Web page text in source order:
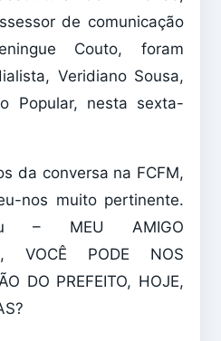
de comunicação
Couto, foram
Veridiano Sousa,
Popular, nesta sexta-
da conversa na FCFM,
nos muito pertinente.
– MEU AMIGO
VOCÊ PODE NOS
DO PREFEITO, HOJE,